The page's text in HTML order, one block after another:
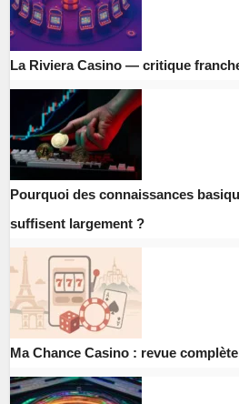
La Riviera Casino — critique
Pourquoi des connaissances
suffisent largement ?
Ma Chance Casino : revue